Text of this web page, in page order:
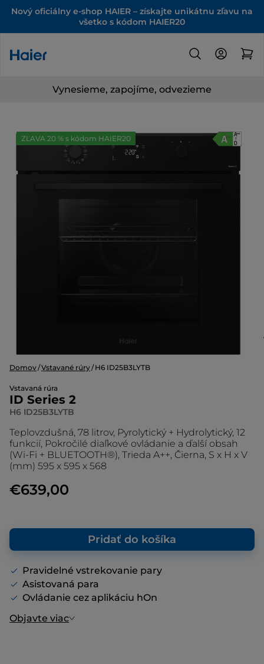
Nový oficiálny e-shop HAIER – získajte unikátnu zľavu na
všetko s kódom HAIER20
Vynesieme, zapojíme, odvezieme
ZĽAVA 20 % s kódom HAIER20
Domov Vstavané rúry H6 ID25B3LYTB
Vstavaná rúra
ID Series 2
H6 ID25B3LYTB
Teplovzdušná, 78 litrov, Pyrolytický + Hydrolytický, 12
funkcií, Pokročilé diaľkové ovládanie a ďalší obsah
(Wi-Fi + BLUETOOTH®), Trieda A++, Čierna, S x H x V
(mm) 595 x 595 x 568
€639,00
Pridať do košíka
Pravidelné vstrekovanie pary
Asistovaná para
Ovládanie cez aplikáciu hOn
Objavte viac